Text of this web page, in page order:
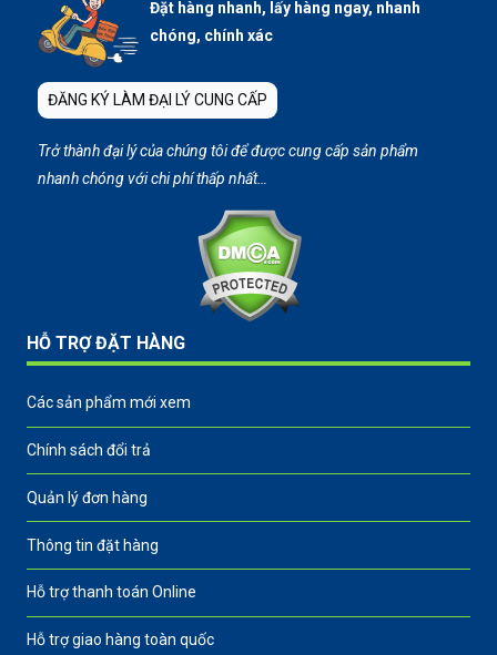
Đặt hàng nhanh, lấy hàng ngay, nhanh
chóng, chính xác
ĐĂNG KÝ LÀM ĐẠI LÝ CUNG CẤP
Trở thành đại lý của chúng tôi để được cung cấp sản phẩm
nhanh chóng với chi phí thấp nhất…
HỖ TRỢ ĐẶT HÀNG
Các sản phẩm mới xem
Chính sách đổi trả
Quản lý đơn hàng
Thông tin đặt hàng
Hỗ trợ thanh toán Online
Hỗ trợ giao hàng toàn quốc